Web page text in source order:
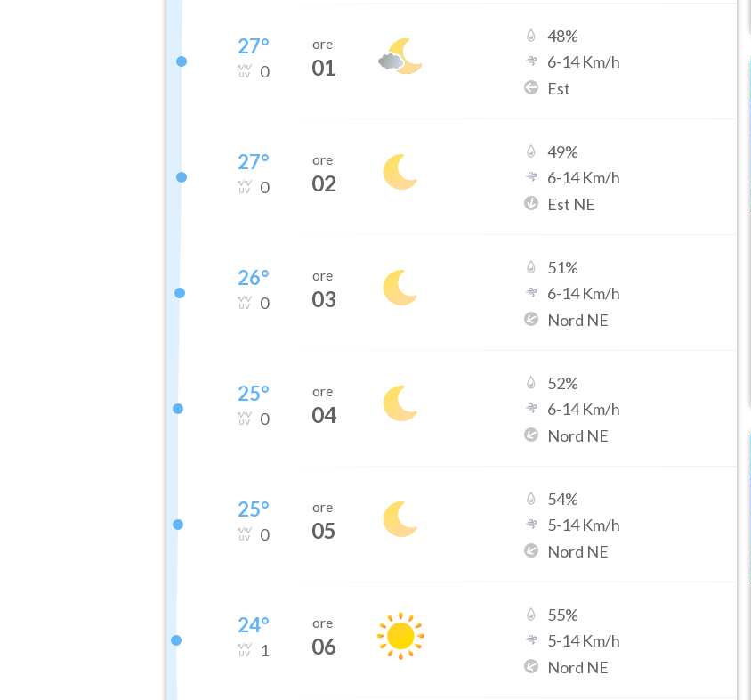
27°
0
ore
01
48%
6-14Km/h
Est
27°
0
ore
02
49%
6-14Km/h
Est NE
26°
0
ore
03
51%
6-14Km/h
Nord NE
25°
0
ore
04
52%
6-14Km/h
Nord NE
25°
0
ore
05
54%
5-14Km/h
Nord NE
24°
1
ore
06
55%
5-14Km/h
Nord NE